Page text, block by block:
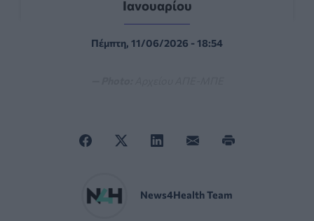
Ιανουαρίου
Πέμπτη, 11/06/2026 - 18:54
News4Health Team